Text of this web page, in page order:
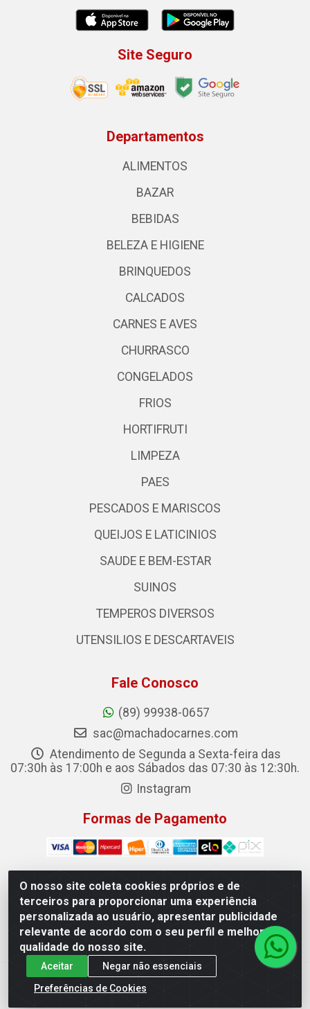
O nosso site coleta cookies próprios e de
terceiros para proporcionar uma experiência
personalizada ao usuário, apresentar publicidade
relevante de acordo com o seu perfil e melhorar a
qualidade do nosso site.
Aceitar
Negar não essenciais
Preferências de Cookies
Site Seguro
Departamentos
ALIMENTOS
BAZAR
BEBIDAS
BELEZA E HIGIENE
BRINQUEDOS
CALCADOS
CARNES E AVES
CHURRASCO
CONGELADOS
FRIOS
HORTIFRUTI
LIMPEZA
PAES
PESCADOS E MARISCOS
QUEIJOS E LATICINIOS
SAUDE E BEM-ESTAR
SUINOS
TEMPEROS DIVERSOS
UTENSILIOS E DESCARTAVEIS
Fale Conosco
(89) 99938-0657
sac@machadocarnes.com
Atendimento de Segunda a Sexta-feira das
07:30h às 17:00h e aos Sábados das 07:30 às 12:30h.
Instagram
Formas de Pagamento
Machado Carnes Distribuidora de Alimentos LTDA -
Logradouro: Avenida Candido Aleixo, 148 - Centro - Oeiras/PI
- CEP 64.500-000 - 31.391.008/0001-50